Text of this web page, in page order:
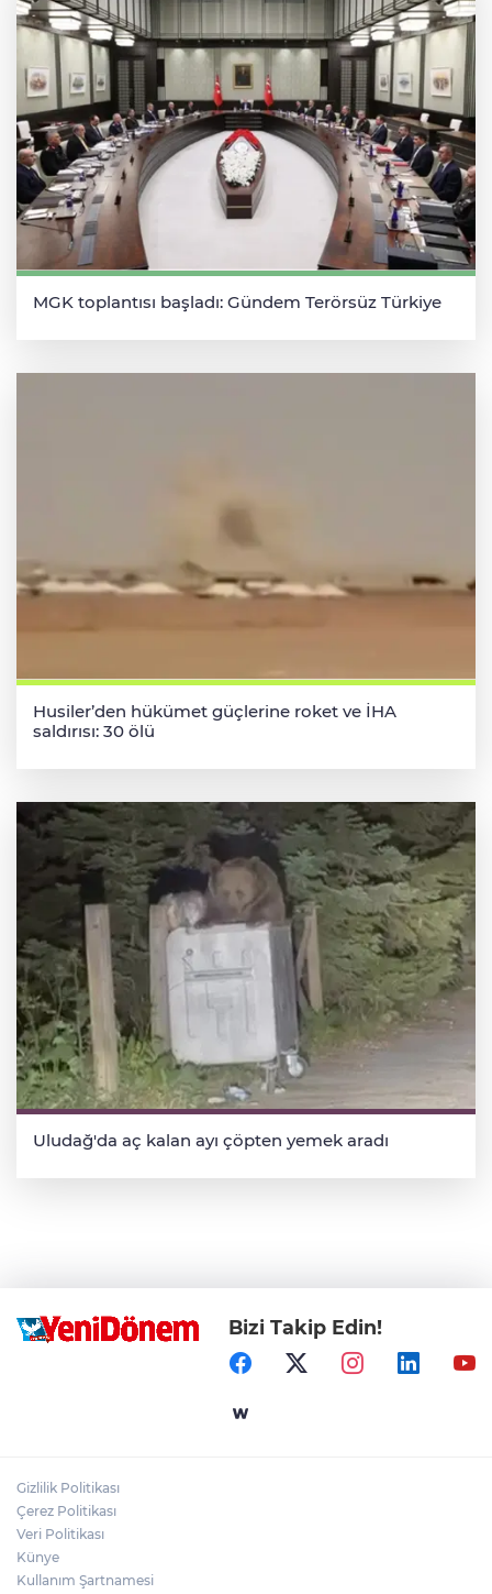
MGK toplantısı başladı: Gündem Terörsüz Türkiye
Husiler’den hükümet güçlerine roket ve İHA
saldırısı: 30 ölü
Uludağ'da aç kalan ayı çöpten yemek aradı
Bizi Takip Edin!
Gizlilik Politikası
Çerez Politikası
Veri Politikası
Künye
Kullanım Şartnamesi